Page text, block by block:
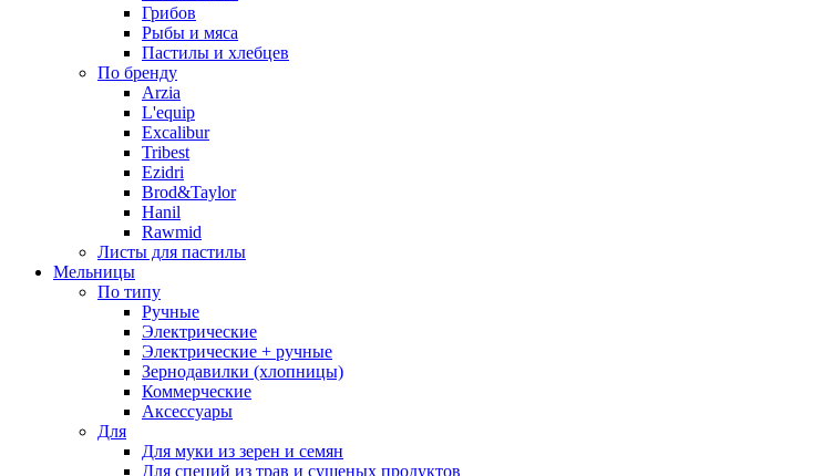
Грибов
Рыбы и мяса
Пастилы и хлебцев
По бренду
Arzia
L'equip
Excalibur
Tribest
Ezidri
Brod&Taylor
Hanil
Rawmid
Листы для пастилы
Мельницы
По типу
Ручные
Электрические
Электрические + ручные
Зернодавилки (хлопницы)
Коммерческие
Аксессуары
Для
Для муки из зерен и семян
Для специй из трав и сушеных продуктов